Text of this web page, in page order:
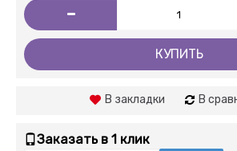
-
КУПИТЬ
В закладки В
Заказать в 1 клик